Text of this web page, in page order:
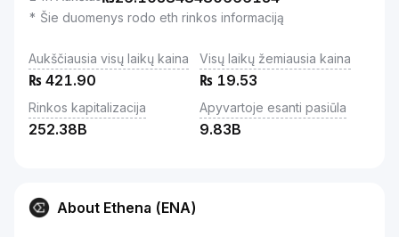
* Šie duomenys rodo eth rinkos informaciją
Aukščiausia visų laikų kaina
₨ 421.90
Visų laikų žemiausia kaina
₨ 19.53
Rinkos kapitalizacija
252.38B
Apyvartoje esanti pasiūla
9.83B
About Ethena (ENA)